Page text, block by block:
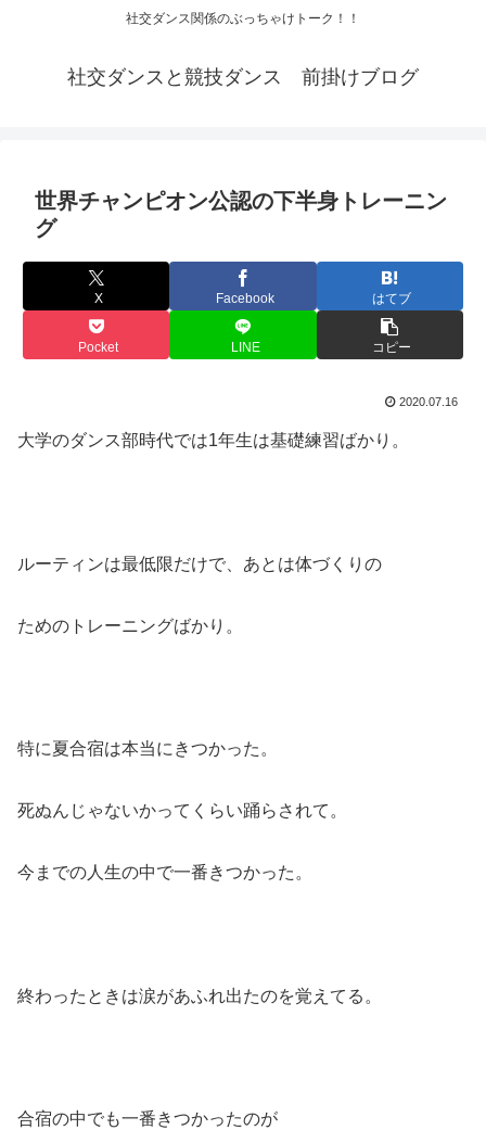
社交ダンス関係のぶっちゃけトーク！！
社交ダンスと競技ダンス 前掛けブログ
世界チャンピオン公認の下半身トレーニン
グ
X Facebook はてブ
Pocket LINE コピー
2020.07.16
大学のダンス部時代では1年生は基礎練習ばかり。
ルーティンは最低限だけで、あとは体づくりの
ためのトレーニングばかり。
特に夏合宿は本当にきつかった。
死ぬんじゃないかってくらい踊らされて。
今までの人生の中で一番きつかった。
終わったときは涙があふれ出たのを覚えてる。
合宿の中でも一番きつかったのが